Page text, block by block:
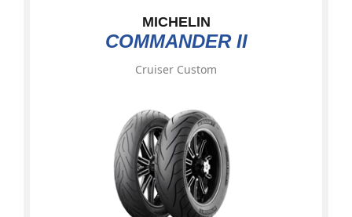
MICHELIN
COMMANDER II
Cruiser Custom